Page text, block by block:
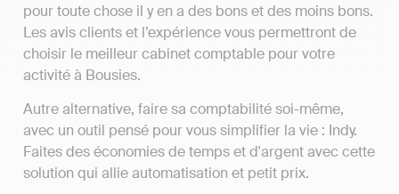
pour toute chose il y en a des bons et des moins bons.
Les avis clients et l’expérience vous permettront de
choisir le meilleur cabinet comptable pour votre
activité à Bousies.
Autre alternative, faire sa comptabilité soi-même,
avec un outil pensé pour vous simplifier la vie : Indy.
Faites des économies de temps et d'argent avec cette
solution qui allie automatisation et petit prix.